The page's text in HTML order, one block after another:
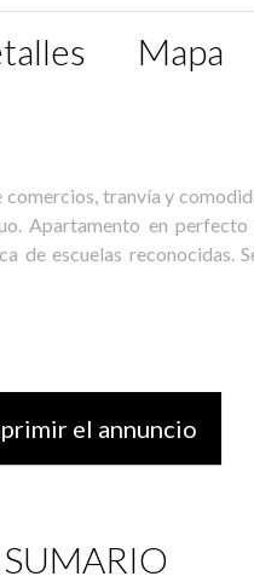
Mapa
tranvía y
Apartamento en
de escuelas reconocidas.
el annuncio
SUMARIO